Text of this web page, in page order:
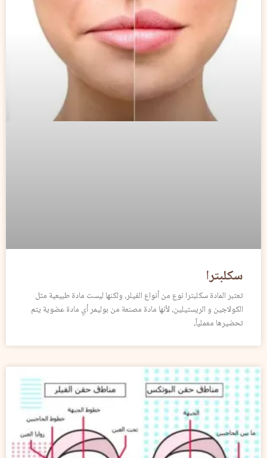
سكلبترا
تعتبر المادة سكلبترا نوع من أنواع الفيلر، ولكنها ليست مادة طبيعية مثل
الكولاجين و الريستيلين، لأنها مادة مصنعة من بوليمر أي مادة عضوية يتم
تحضيرها معملياً،